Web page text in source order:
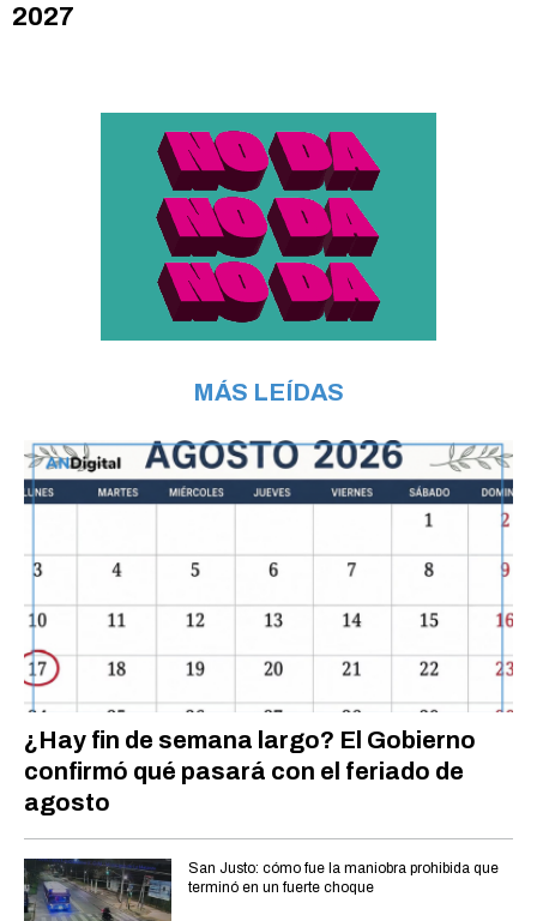
2027
MÁS LEÍDAS
¿Hay fin de semana largo? El Gobierno
confirmó qué pasará con el feriado de
agosto
San Justo: cómo fue la maniobra prohibida que
terminó en un fuerte choque